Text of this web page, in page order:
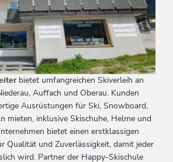
bietet umfangreichen Skiverleih an
Auffach und Oberau. Kunden
Ausrüstungen für Ski, Snowboard,
mieten, inklusive Skischuhe, Helme und
bietet einen erstklassigen
Qualität und Zuverlässigkeit, damit jeder
wird. Partner der Happy-Skischule